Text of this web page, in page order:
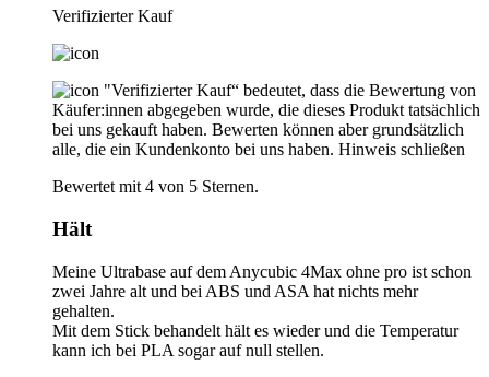
Verifizierter Kauf
"Verifizierter Kauf“ bedeutet, dass die Bewertung von
Käufer:innen abgegeben wurde, die dieses Produkt tatsächlich
bei uns gekauft haben. Bewerten können aber grundsätzlich
alle, die ein Kundenkonto bei uns haben. Hinweis schließen
Bewertet mit 4 von 5 Sternen.
Hält
Meine Ultrabase auf dem Anycubic 4Max ohne pro ist schon
zwei Jahre alt und bei ABS und ASA hat nichts mehr
gehalten.
Mit dem Stick behandelt hält es wieder und die Temperatur
kann ich bei PLA sogar auf null stellen.